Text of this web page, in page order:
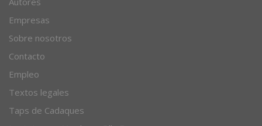
Artículos
Autores
Empresas
Sobre nosotros
Contacto
Empleo
Textos legales